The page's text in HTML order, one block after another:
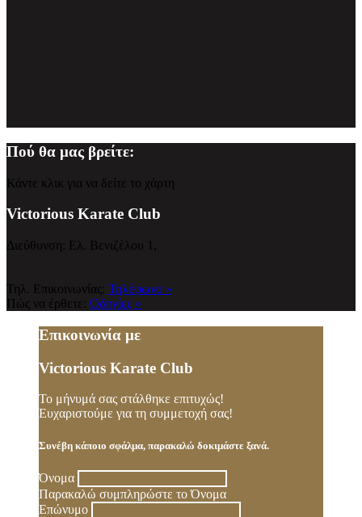
Πού θα μας βρείτε:
Κάντε κλικ για να δείτε το χάρτη
Victorious Karate Club
Διεύθυνση: Ελ. Βενιζέλου 1,
Τηλ. Επικοινωνίας: Τηλέφωνο »
Πώς να έρθετε: Οδηγίες »
Επικοινωνία με
Victorious Karate Club
Το μήνυμά σας στάλθηκε επιτυχώς!
Ευχαριστούμε για τη συμμετοχή σας!
Συνέβη κάποιο σφάλμα, παρακαλώ δοκιμάστε ξανά.
Όνομα
Παρακαλώ συμπληρώστε το Όνομα
Επώνυμο